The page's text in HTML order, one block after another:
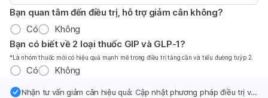
Bạn quan tâm đến điều trị, hỗ trợ giảm cân không?
Có
Không
Bạn có biết về 2 loại thuốc GIP và GLP-1?
*Là nhóm thuốc mới có hiệu quả mạnh mẽ trong điều trị tăng cần và tiểu đường tuýp 2.
Có Không
Nhận tư vấn giảm cân hiệu quả: Cập nhật phương pháp điều trị và